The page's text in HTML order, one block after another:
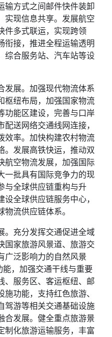
输方式之间邮件快件装卸
实现信息共享。发展航空
件多式联运，实现跨领
衔接，推进全程运输透明
综合服务站、汽车站等设
展。加强现代物流体系
枢纽布局，加强国家物流
功能区建设，完善与口岸
送网络交通线网连接，
效率。加快构建农村物流
。发展高铁快运，推动双
航空物流发展，加强国际
一批具有国际竞争力的现
与全球供应链重构与升
全球供应链服务中心，
流供应链体系。
充分发挥交通促进全域
国家旅游风景道、旅游交
广泛影响力的自然风景
能，加强交通干线与重要
、服务区、客运枢纽、邮
功能，支持红色旅游、
驾游等相关交通基础设施
合发展。健全重点旅游景
制化旅游运输服务，丰富